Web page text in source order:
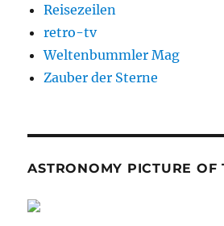
Reisezeilen
retro-tv
Weltenbummler Mag
Zauber der Sterne
ASTRONOMY PICTURE OF